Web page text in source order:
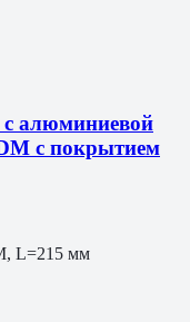
с алюминиевой
с покрытием
L=215 мм